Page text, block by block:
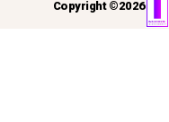
Copyright ©2026